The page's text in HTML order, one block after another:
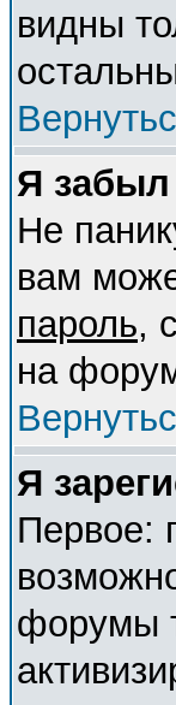
видны
Я забыл
Не
вам
пароль,
на
Я
Первое:
форумы